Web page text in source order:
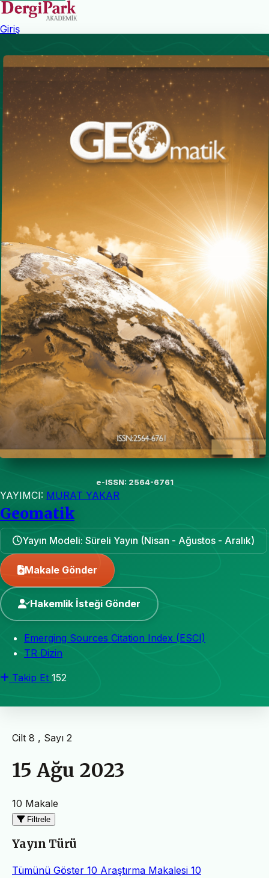
Giriş
e-ISSN: 2564-6761
YAYIMCI: MURAT YAKAR
Geomatik
Yayın Modeli: Süreli Yayın (Nisan - Ağustos - Aralık)
Makale Gönder
Hakemlik İsteği Gönder
Emerging Sources Citation Index (ESCI)
TR Dizin
Takip Et 152
Cilt 8 , Sayı 2
15 Ağu 2023
10 Makale
Filtrele
Yayın Türü
Tümünü Göster 10 Araştırma Makalesi 10